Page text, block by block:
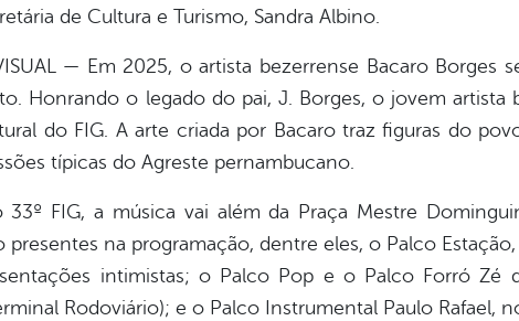
de Cultura e Turismo, Sandra Albino.
— Em 2025, o artista bezerrense Bacaro Borges
Honrando o legado do pai, J. Borges, o jovem artista
do FIG. A arte criada por Bacaro traz figuras do
típicas do Agreste pernambucano.
33º FIG, a música vai além da Praça Mestre
presentes na programação, dentre eles, o Palco
intimistas; o Palco Pop e o Palco Forró Zé
Rodoviário); e o Palco Instrumental Paulo Rafael,